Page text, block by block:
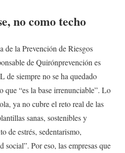
no como techo
de la Prevención de Riesgos
de Quirónprevención es
de siempre no se ha quedado
que “es la base irrenunciable”. Lo
ya no cubre el reto real de las
sanas, sostenibles y
de estrés, sedentarismo,
social”. Por eso, las empresas que